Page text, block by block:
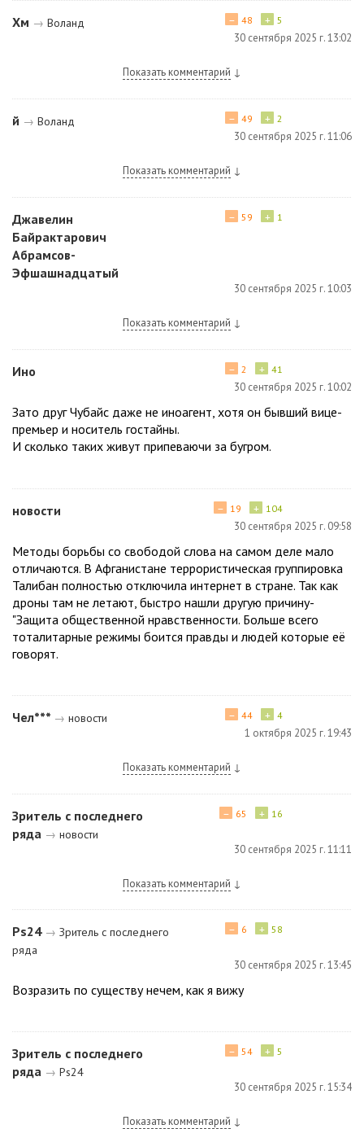
Хм → Воланд + 5
− 48
30 сентября 2025 г. 13:02
Показать комментарий ↓
й → Воланд + 2
− 49
30 сентября 2025 г. 11:06
Показать комментарий ↓
Джавелин
Байрактарович
Абрамсов-
Эфшашнадцатый
+ 1
− 59
30 сентября 2025 г. 10:03
Показать комментарий ↓
Ино + 41
− 2
30 сентября 2025 г. 10:02
Зато друг Чубайс даже не иноагент, хотя он бывший вице-
премьер и носитель гостайны.
И сколько таких живут припеваючи за бугром.
новости + 104
− 19
30 сентября 2025 г. 09:58
Методы борьбы со свободой слова на самом деле мало
отличаются. В Афганистане террористическая группировка
Талибан полностью отключила интернет в стране. Так как
дроны там не летают, быстро нашли другую причину-
"Защита общественной нравственности. Больше всего
тоталитарные режимы боится правды и людей которые её
говорят.
Чел*** → новости + 4
− 44
1 октября 2025 г. 19:43
Показать комментарий ↓
Зритель с последнего
ряда → новости
+ 16
− 65
30 сентября 2025 г. 11:11
Показать комментарий ↓
Ps24 → Зритель с последнего
ряда
+ 58
− 6
30 сентября 2025 г. 13:45
Возразить по существу нечем, как я вижу
Зритель с последнего
ряда → Ps24
+ 5
− 54
30 сентября 2025 г. 15:34
Показать комментарий ↓